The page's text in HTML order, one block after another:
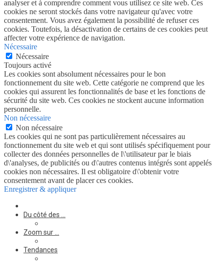
analyser et à comprendre comment vous utilisez ce site web. Ces
cookies ne seront stockés dans votre navigateur qu'avec votre
consentement. Vous avez également la possibilité de refuser ces
cookies. Toutefois, la désactivation de certains de ces cookies peut
affecter votre expérience de navigation.
Nécessaire
Nécessaire
Toujours activé
Les cookies sont absolument nécessaires pour le bon
fonctionnement du site web. Cette catégorie ne comprend que les
cookies qui assurent les fonctionnalités de base et les fonctions de
sécurité du site web. Ces cookies ne stockent aucune information
personnelle.
Non nécessaire
Non nécessaire
Les cookies qui ne sont pas particulièrement nécessaires au
fonctionnement du site web et qui sont utilisés spécifiquement pour
collecter des données personnelles de l\'utilisateur par le biais
d\'analyses, de publicités ou d\'autres contenus intégrés sont appelés
cookies non nécessaires. Il est obligatoire d\'obtenir votre
consentement avant de placer ces cookies.
Enregistrer & appliquer
Du côté des …
Zoom sur …
Tendances